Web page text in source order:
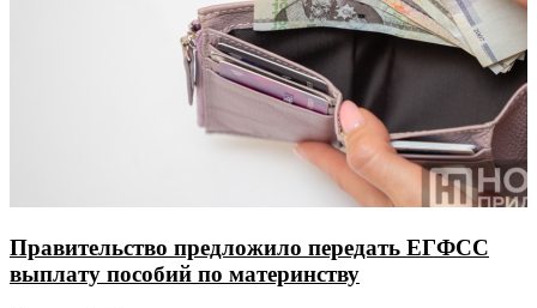
Правительство предложило передать ЕГФСС
выплату пособий по материнству